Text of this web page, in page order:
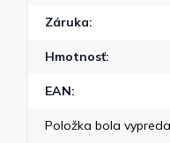
Záruka:
Hmotnosť:
EAN:
Položka bola